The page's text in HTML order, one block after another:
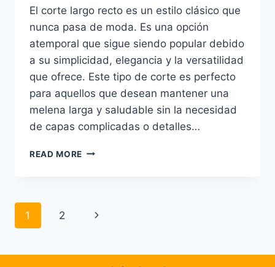
El corte largo recto es un estilo clásico que
nunca pasa de moda. Es una opción
atemporal que sigue siendo popular debido
a su simplicidad, elegancia y la versatilidad
que ofrece. Este tipo de corte es perfecto
para aquellos que desean mantener una
melena larga y saludable sin la necesidad
de capas complicadas o detalles…
READ MORE CORTE
ATEMPORAL
ESTILO
Page
1 2
Next